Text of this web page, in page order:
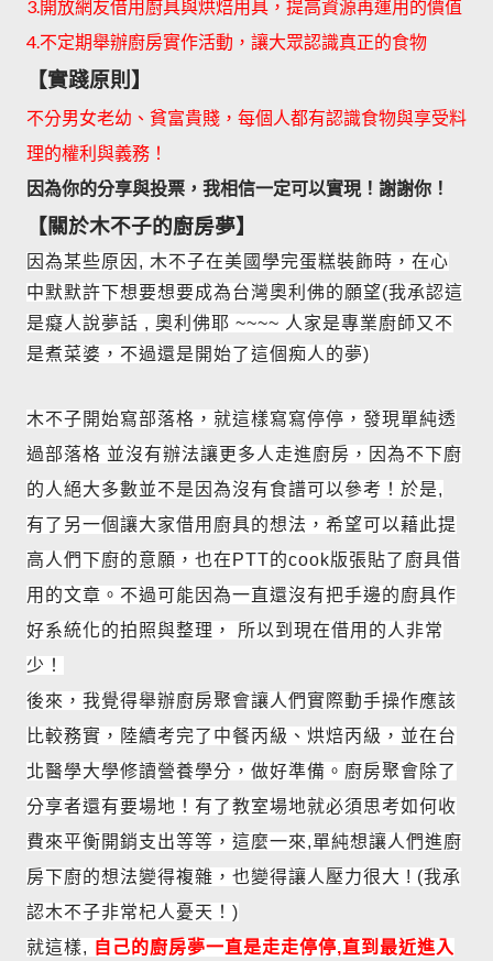
3.開放網友借用廚具與烘焙用具，提高資源再運用的價值
4.不定期舉辦廚房實作活動，讓大眾認識真正的食物
【實踐原則】
不分男女老幼、貧富貴賤，每個人都有認識食物與享受料
理的權利與義務！
因為你的分享與投票，我相信一定可以實現！謝謝你！
【關於木不子的廚房夢】
因為某些原因, 木不子在美國學完蛋糕裝飾時，在心
中默默許下想要想要成為台灣奧利佛的願望(我承認這
是癡人說夢話 , 奧利佛耶 ~~~~ 人家是專業廚師又不
是煮菜婆，不過還是開始了這個痴人的夢)
木不子開始寫部落格，就這樣寫寫停停，發現單純透
過部落格 並沒有辦法讓更多人走進廚房，因為不下廚
的人絕大多數並不是因為沒有食譜可以參考！ 於是,
有了另一個讓大家借用廚具的想法，希望可以藉此提
高人們下廚的意願 ，也在PTT的cook版張貼了廚具借
用的文章。 不過可能因為一直還沒有把手邊的廚具作
好系統化的拍照與整理， 所以到現在借用的人非常
少！
後來，我覺得舉辦廚房聚會讓人們實際動手操作應該
比較務實，陸續考完了中餐丙級、烘焙丙級，並在台
北醫學大學修讀營養學分，做好準備。廚房聚會除了
分享者還有要場地！有了教室場地就必須思考如何收
費來平衡開銷支出等等，這麼一來,單純想讓人們進廚
房下廚的想法變得複雜，也變得讓人壓力很大 ! (我承
認木不子非常杞人憂天！)
就這樣, 自己的廚房夢一直是走走停停,直到最近進入